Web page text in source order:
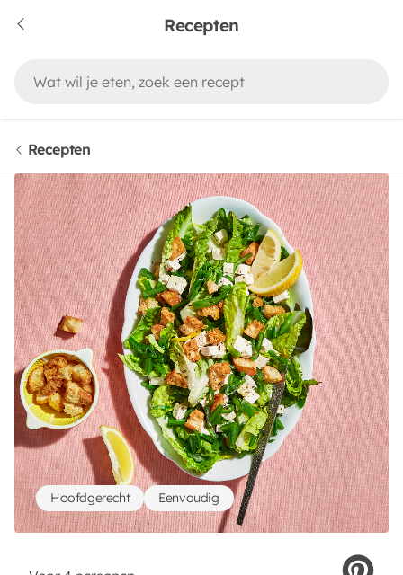
Recepten
Recepten
Hoofdgerecht Eenvoudig